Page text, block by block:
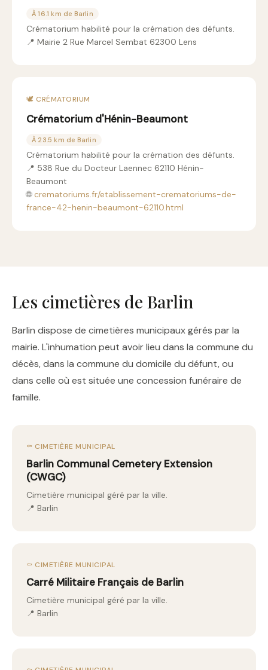
À 16.1 km de Barlin
Crématorium habilité pour la crémation des défunts.
📍 Mairie 2 Rue Marcel Sembat 62300 Lens
🕊️ CRÉMATORIUM
Crématorium d'Hénin-Beaumont
À 23.5 km de Barlin
Crématorium habilité pour la crémation des défunts.
📍 538 Rue du Docteur Laennec 62110 Hénin-
Beaumont
🌐crematoriums.fr/etablissement-crematoriums-de-
france-42-henin-beaumont-62110.html
Les cimetières de Barlin
Barlin dispose de cimetières municipaux gérés par la
mairie. L'inhumation peut avoir lieu dans la commune du
décès, dans la commune du domicile du défunt, ou
dans celle où est située une concession funéraire de
famille.
⚰️ CIMETIÈRE MUNICIPAL
Barlin Communal Cemetery Extension
(CWGC)
Cimetière municipal géré par la ville.
📍 Barlin
⚰️ CIMETIÈRE MUNICIPAL
Carré Militaire Français de Barlin
Cimetière municipal géré par la ville.
📍 Barlin